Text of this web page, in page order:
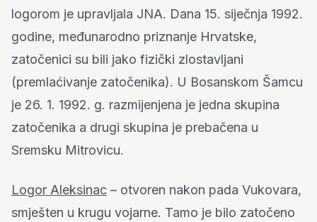
logorom je upravljala JNA. Dana 15. siječnja 1992.
godine, međunarodno priznanje Hrvatske,
zatočenici su bili jako fizički zlostavljani
(premlaćivanje zatočenika). U Bosanskom Šamcu
je 26. 1. 1992. g. razmijenjena je jedna skupina
zatočenika a drugi skupina je prebačena u
Sremsku Mitrovicu.
Logor Aleksinac – otvoren nakon pada Vukovara,
smješten u krugu vojarne. Tamo je bilo zatočeno